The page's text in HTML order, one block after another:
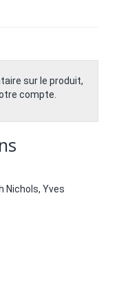
sur le produit,
compte.
Nichols, Yves